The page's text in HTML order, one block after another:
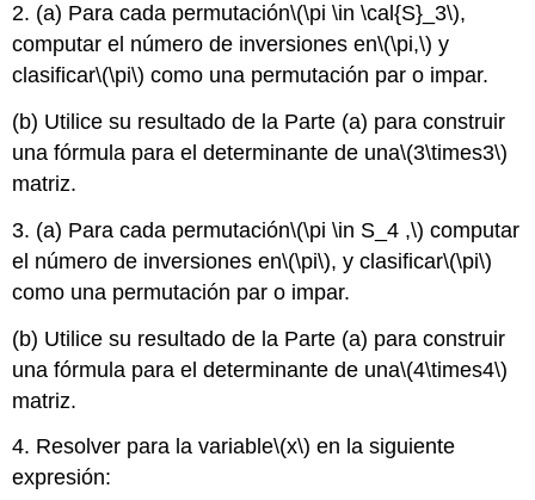
2. (a) Para cada permutación\(\pi \in \cal{S}_3\),
computar el número de inversiones en\(\pi,\) y
clasificar\(\pi\) como una permutación par o impar.
(b) Utilice su resultado de la Parte (a) para construir
una fórmula para el determinante de una\(3\times3\)
matriz.
3. (a) Para cada permutación\(\pi \in S_4 ,\) computar
el número de inversiones en\(\pi\), y clasificar\(\pi\)
como una permutación par o impar.
(b) Utilice su resultado de la Parte (a) para construir
una fórmula para el determinante de una\(4\times4\)
matriz.
4. Resolver para la variable\(x\) en la siguiente
expresión: